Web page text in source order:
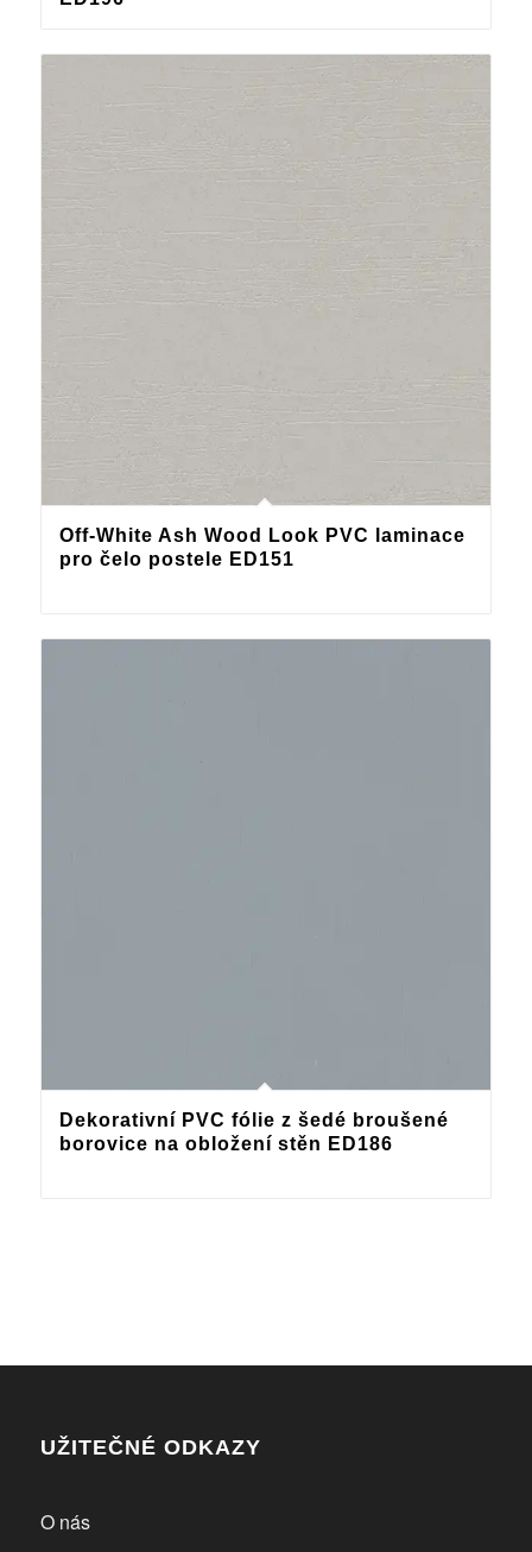
Off-White Ash Wood Look PVC laminace
pro čelo postele ED151
Dekorativní PVC fólie z šedé broušené
borovice na obložení stěn ED186
UŽITEČNÉ ODKAZY
O nás